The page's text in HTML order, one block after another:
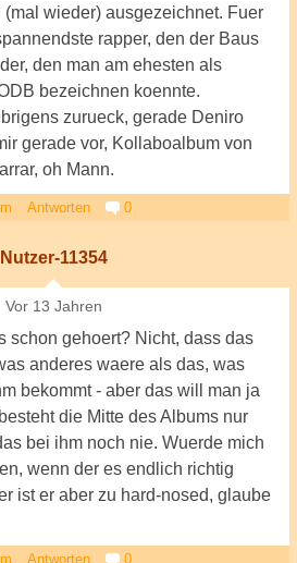
wieder) ausgezeichnet. Fuer
rapper, den der Baus
den man am ehesten als
bezeichnen koennte.
zurueck, gerade Deniro
gerade vor, Kollaboalbum von
oh Mann.
Antworten 0
Nutzer-11354
Vor 13 Jahren
schon gehoert? Nicht, dass das
anderes waere als das, was
bekommt - aber das will man ja
die Mitte des Albums nur
bei ihm noch nie. Wuerde mich
wenn der es endlich richtig
ist er aber zu hard-nosed, glaube
Antworten 0